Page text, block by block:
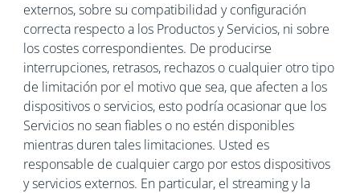
externos, sobre su compatibilidad y configuración
correcta respecto a los Productos y Servicios, ni sobre
los costes correspondientes. De producirse
interrupciones, retrasos, rechazos o cualquier otro tipo
de limitación por el motivo que sea, que afecten a los
dispositivos o servicios, esto podría ocasionar que los
Servicios no sean fiables o no estén disponibles
mientras duren tales limitaciones. Usted es
responsable de cualquier cargo por estos dispositivos
y servicios externos. En particular, el streaming y la